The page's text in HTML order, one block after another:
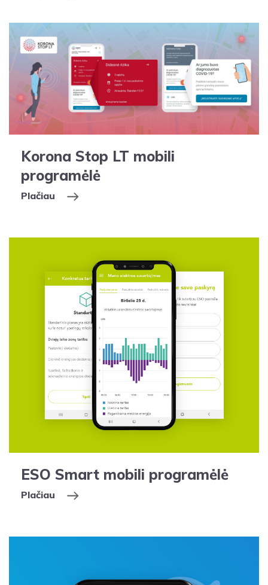
Korona Stop LT mobili
programėlė
Plačiau
ESO Smart mobili programėlė
Plačiau